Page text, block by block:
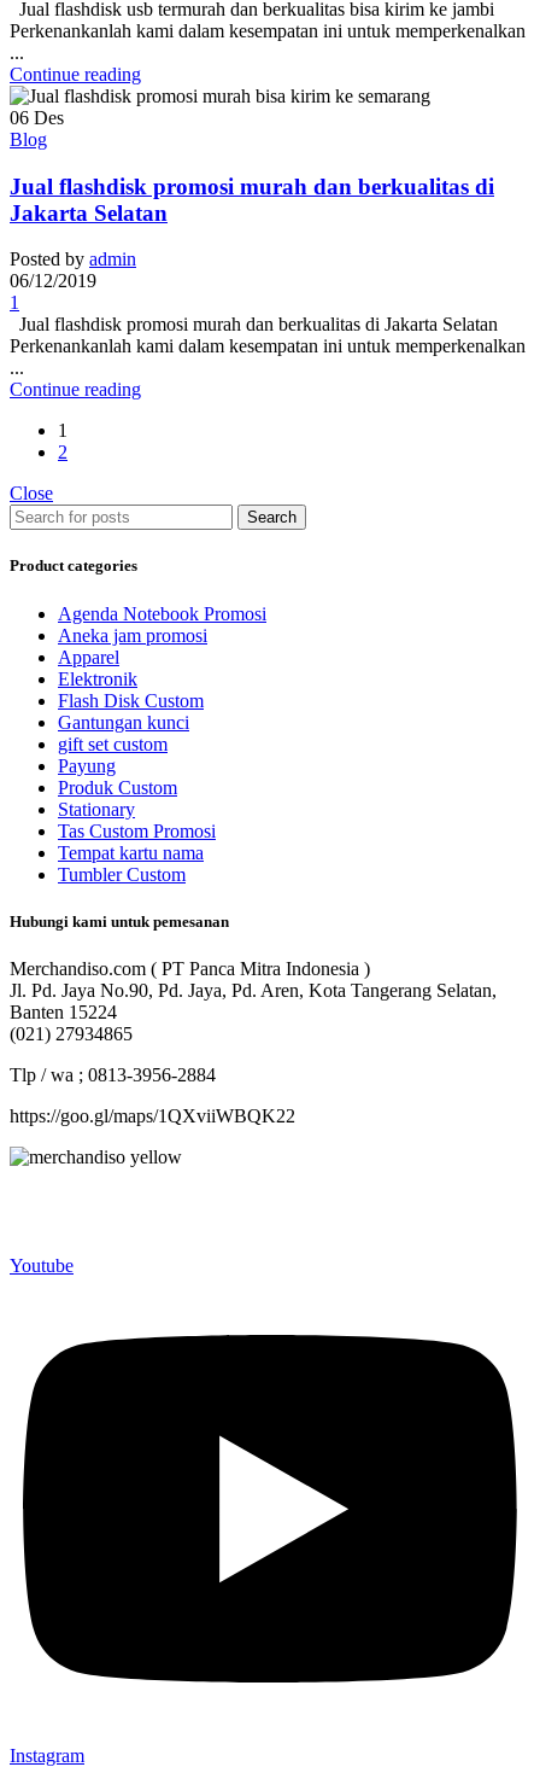
Jual flashdisk usb termurah dan berkualitas bisa kirim ke jambi
Perkenankanlah kami dalam kesempatan ini untuk memperkenalkan
...
Continue reading
06 Des
Blog
Jual flashdisk promosi murah dan berkualitas di
Jakarta Selatan
Posted by admin
06/12/2019
1
Jual flashdisk promosi murah dan berkualitas di Jakarta Selatan
Perkenankanlah kami dalam kesempatan ini untuk memperkenalkan
...
Continue reading
1
2
Close
Search
Product categories
Agenda Notebook Promosi
Aneka jam promosi
Apparel
Elektronik
Flash Disk Custom
Gantungan kunci
gift set custom
Payung
Produk Custom
Stationary
Tas Custom Promosi
Tempat kartu nama
Tumbler Custom
Hubungi kami untuk pemesanan
Merchandiso.com ( PT Panca Mitra Indonesia )
Jl. Pd. Jaya No.90, Pd. Jaya, Pd. Aren, Kota Tangerang Selatan,
Banten 15224
(021) 27934865
Tlp / wa ; 0813-3956-2884
https://goo.gl/maps/1QXviiWBQK22
Youtube
Instagram